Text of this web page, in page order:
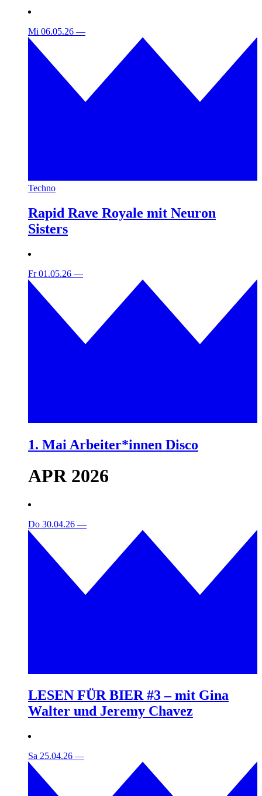
Mi 06.05.26 —
Techno
Rapid Rave Royale mit Neuron
Sisters
Fr 01.05.26 —
1. Mai Arbeiter*innen Disco
APR 2026
Do 30.04.26 —
LESEN FÜR BIER #3 – mit Gina
Walter und Jeremy Chavez
Sa 25.04.26 —